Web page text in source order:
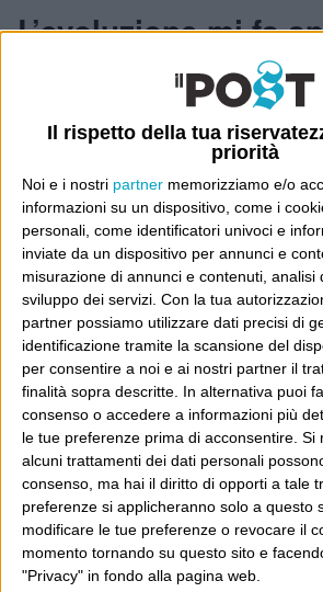
Il rispetto della tua
priorità
Noi e i nostri partner memorizziamo e/o
informazioni su un dispositivo, come i
personali, come identificatori univoci e
inviate da un dispositivo per annunci e
misurazione di annunci e contenuti, analisi
sviluppo dei servizi. Con la tua
partner possiamo utilizzare dati precisi di
identificazione tramite la scansione del
per consentire a noi e ai nostri partner il
finalità sopra descritte. In alternativa puoi
consenso o accedere a informazioni più
le tue preferenze prima di acconsentire. Si
alcuni trattamenti dei dati personali
consenso, ma hai il diritto di opporti a tale
preferenze si applicheranno solo a questo
modificare le tue preferenze o revocare il
momento tornando su questo sito e
"Privacy" in fondo alla pagina web.
L’evoluzione mi fa
C’è un libro da poco uscito per
agitando la discussione italiana sul
2010?, direte voi. Già. Il libro si
Darwin” e lo hanno scritto Jerry
Piattelli Palmarini. Sintetizzandola...
E per i regali di Natale (del 2026!)